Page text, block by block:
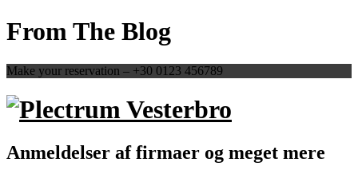
From The Blog
Make your reservation – +30 0123 456789
Anmeldelser af firmaer og meget mere